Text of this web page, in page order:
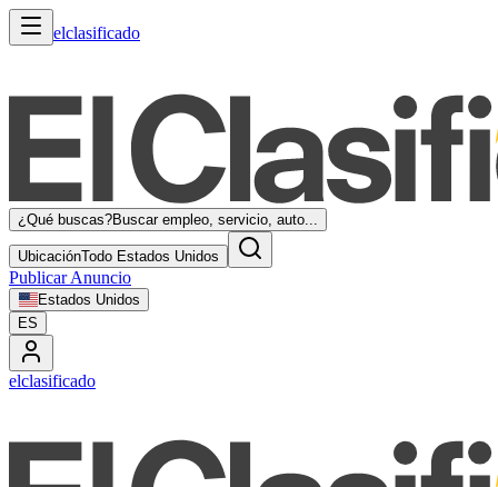
elclasificado
¿Qué buscas?Buscar empleo, servicio, auto...
UbicaciónTodo Estados Unidos
Publicar Anuncio
Estados Unidos
ES
elclasificado